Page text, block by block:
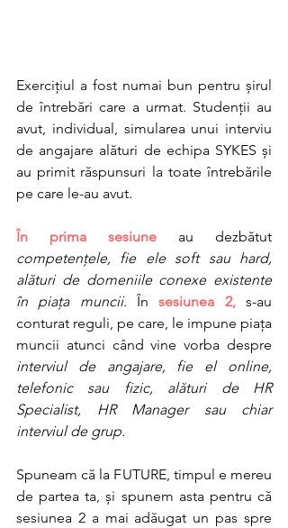
Exercițiul a fost numai bun pentru șirul
de întrebări care a urmat. Studenții au
avut, individual, simularea unui interviu
de angajare alături de echipa SYKES și
au primit răspunsuri la toate întrebările
pe care le-au avut.
În prima sesiune
competențele, fie ele soft sau hard,
alături de domeniile conexe existente
în piața muncii. În sesiunea 2, s-au
conturat reguli, pe care, le impune piața
interviul de angajare, fie el online,
telefonic sau fizic, alături de HR
Specialist, HR Manager sau chiar
interviul de grup.
Spuneam că la FUTURE, timpul e mereu
de partea ta, și spunem asta pentru că
sesiunea 2 a mai adăugat un pas spre